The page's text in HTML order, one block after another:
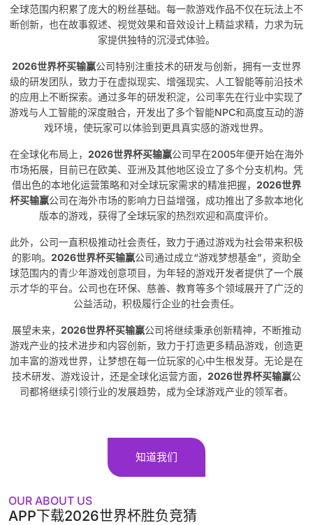
全球范围内积累了庞大的粉丝基础。每一款游戏作品不仅在玩法上不
断创新，也在故事叙述、视觉效果和音效设计上精益求精，力求为玩
家提供独特的沉浸式体验。
2026世界杯买输赢公司特别注重技术的研发与创新，拥有一支世界
级的研发团队，致力于在虚拟现实、增强现实、人工智能等前沿技术
的应用上不断探索。通过多年的研发积淀，公司率先在行业中实现了
游戏与人工智能的深度融合，开发出了多个智能NPC和高度互动的游
戏环境，使玩家可以体验到更具真实感的游戏世界。
在全球化布局上， 2026世界杯买输赢公司早在2005年便开始在海外
市场拓展，目前已在欧美、亚洲及其他地区设立了多个分支机构。凭
借出色的本地化运营策略和对全球玩家需求的精准把握， 2026世界
杯买输赢公司在海外市场的影响力日益增强，成功推出了多款本地化
版本的游戏，获得了全球玩家的热烈欢迎和高度评价。
此外，公司一直积极推动社会责任，致力于通过游戏为社会带来积极
的影响。 2026世界杯买输赢公司通过成立“游戏梦想基金”，资助全
球范围内的青少年游戏创意项目，为年轻的游戏开发者提供了一个展
示才华的平台。公司也在环保、慈善、教育等多个领域展开了广泛的
公益活动，积极履行企业的社会责任。
展望未来， 2026世界杯买输赢公司将继续秉承创新精神，不断推动
游戏产业的技术进步和内容创新，致力于打造更多精品游戏，创造更
加丰富的游戏世界，让梦想在每一位玩家的心中生根发芽。无论是在
技术研发、游戏设计，还是全球化运营方面， 2026世界杯买输赢公
司都将继续引领行业的发展趋势，成为全球游戏产业的领军者。
知道我们
OUR ABOUT US
APP下载2026世界杯胜负竞猜